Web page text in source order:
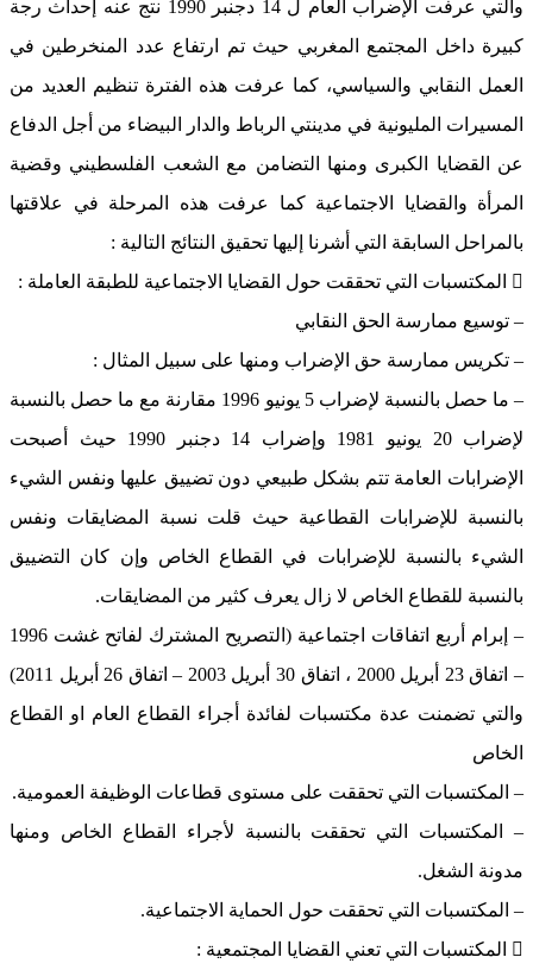
والتي عرفت الإضراب العام ل 14 دجنبر 1990 نتج عنه إحداث رجة
كبيرة داخل المجتمع المغربي حيث تم ارتفاع عدد المنخرطين في
العمل النقابي والسياسي، كما عرفت هذه الفترة تنظيم العديد من
المسيرات المليونية في مدينتي الرباط والدار البيضاء من أجل الدفاع
عن القضايا الكبرى ومنها التضامن مع الشعب الفلسطيني وقضية
المرأة والقضايا الاجتماعية كما عرفت هذه المرحلة في علاقتها
بالمراحل السابقة التي أشرنا إليها تحقيق النتائج التالية :
 المكتسبات التي تحققت حول القضايا الاجتماعية للطبقة العاملة :
– توسيع ممارسة الحق النقابي
– تكريس ممارسة حق الإضراب ومنها على سبيل المثال :
– ما حصل بالنسبة لإضراب 5 يونيو 1996 مقارنة مع ما حصل بالنسبة
لإضراب 20 يونيو 1981 وإضراب 14 دجنبر 1990 حيث أصبحت
الإضرابات العامة تتم بشكل طبيعي دون تضييق عليها ونفس الشيء
بالنسبة للإضرابات القطاعية حيث قلت نسبة المضايقات ونفس
الشيء بالنسبة للإضرابات في القطاع الخاص وإن كان التضييق
بالنسبة للقطاع الخاص لا زال يعرف كثير من المضايقات.
– إبرام أربع اتفاقات اجتماعية (التصريح المشترك لفاتح غشت 1996
– اتفاق 23 أبريل 2000 ، اتفاق 30 أبريل 2003 – اتفاق 26 أبريل 2011)
والتي تضمنت عدة مكتسبات لفائدة أجراء القطاع العام او القطاع
الخاص
– المكتسبات التي تحققت على مستوى قطاعات الوظيفة العمومية.
– المكتسبات التي تحققت بالنسبة لأجراء القطاع الخاص ومنها
مدونة الشغل.
– المكتسبات التي تحققت حول الحماية الاجتماعية.
 المكتسبات التي تعني القضايا المجتمعية :